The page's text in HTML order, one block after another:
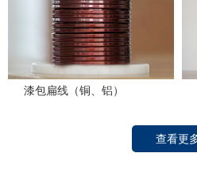
漆包扁线（铜、铝）
查看更